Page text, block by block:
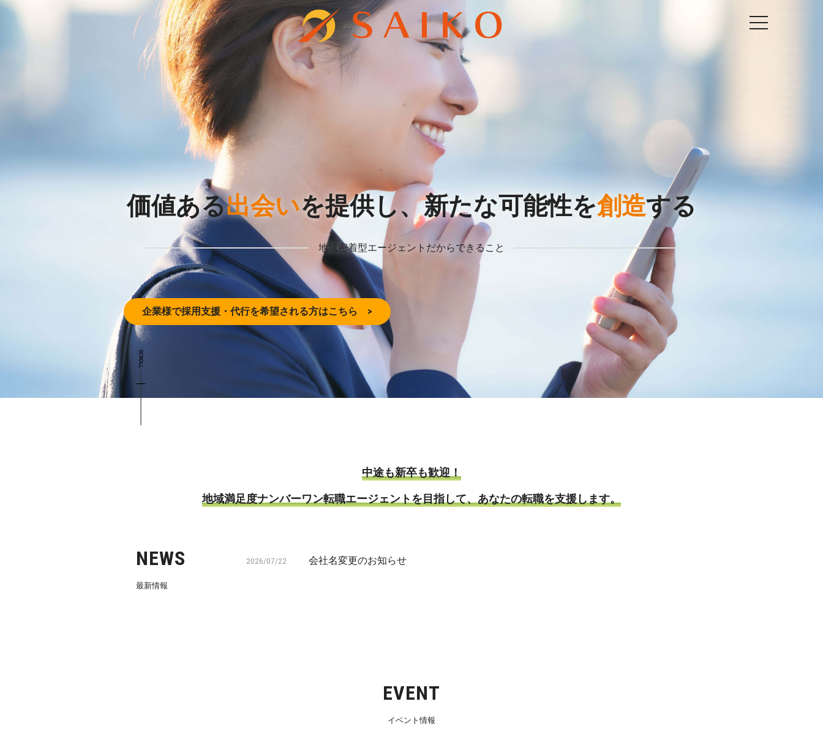
価値ある出会いを提供し、新たな可能性を創造する
地域密着型エージェントだからできること
企業様で採用支援・ 代行を希望される方はこちら >
中途も新卒も歓迎！
地域満足度ナンバーワン転職エージェントを目指して、あなたの転職を支援します。
NEWS
最新情報
2026/07/22 会社名変更のお知らせ
EVENT
イベント情報